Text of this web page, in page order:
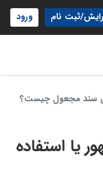
ثبت نام ورود
آن سند مجعول چیست؟
یا استفاده